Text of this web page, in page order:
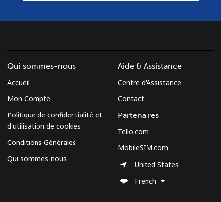
Qui sommes-nous
Accueil
Mon Compte
Politique de confidentialité et
d'utilisation de cookies
Conditions Générales
Qui sommes-nous
Aide & Assistance
Centre d'Assistance
Contact
Partenaires
Tello.com
MobileSIM.com
United States
French